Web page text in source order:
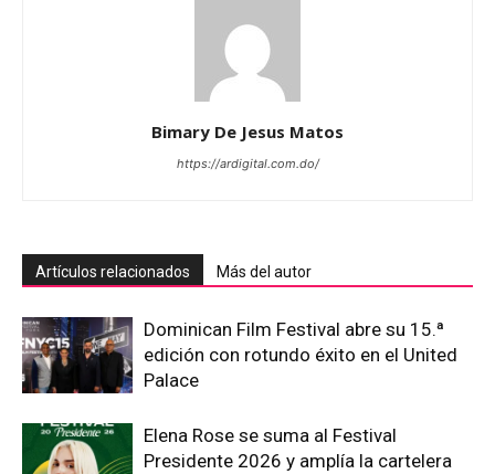
Bimary De Jesus Matos
https://ardigital.com.do/
Artículos relacionados Más del autor
Dominican Film Festival abre su 15.ª
edición con rotundo éxito en el United
Palace
Elena Rose se suma al Festival
Presidente 2026 y amplía la cartelera